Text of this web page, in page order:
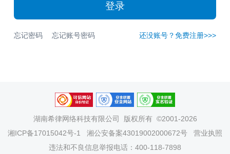
登录
忘记密码 忘记账号密码 还没账号？免费注册>>>
湖南希律网络科技有限公司
版权所有 ©2001-2026
湘ICP备17015042号-1
湘公安备案43019002000672号
营业执照
违法和不良信息举报电话：400-118-7898